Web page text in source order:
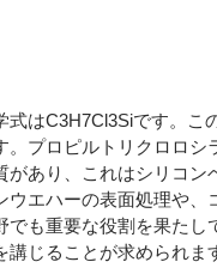
はC3H7Cl3Siです。こ
プロピルトリクロロシ
あり、これはシリコン
エハーの表面処理や、
も重要な役割を果たし
講じることが求められま